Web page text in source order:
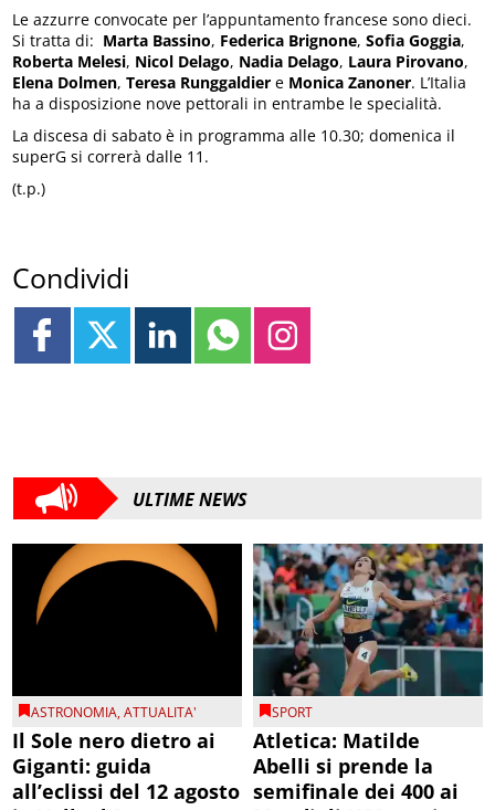
Le azzurre convocate per l’appuntamento francese sono dieci.
Si tratta di: Marta Bassino, Federica Brignone,Sofia Goggia,
Roberta Melesi, Nicol Delago, Nadia Delago, Laura Pirovano,
Elena Dolmen,Teresa Runggaldiere Monica Zanoner. L’Italia
ha a disposizione nove pettorali in entrambe le specialità.
La discesa di sabato è in programma alle 10.30; domenica il
superG si correrà dalle 11.
(t.p.)
Condividi
ULTIME NEWS
ASTRONOMIA,ATTUALITA'
Il Sole nero dietro ai
Giganti: guida
all’eclissi del 12 agosto
SPORT
Atletica: Matilde
Abelli si prende la
semifinale dei 400 ai